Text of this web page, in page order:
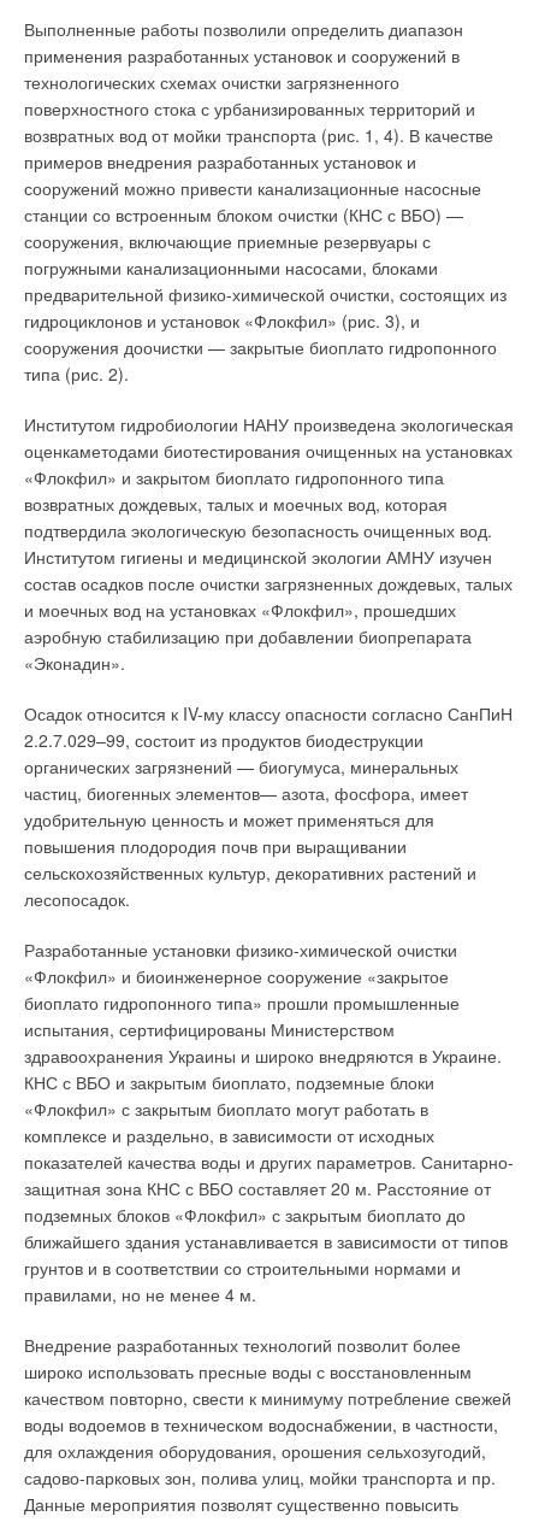
Выполненные работы позволили определить диапазон
применения разработанных установок и сооружений в
технологических схемах очистки загрязненного
поверхностного стока с урбанизированных территорий и
возвратных вод от мойки транспорта (рис. 1, 4). В качестве
примеров внедрения разработанных установок и
сооружений можно привести канализационные насосные
станции со встроенным блоком очистки (КНС с ВБО) —
сооружения, включающие приемные резервуары с
погружными канализационными насосами, блоками
предварительной физико-химической очистки, состоящих из
гидроциклонов и установок «Флокфил» (рис. 3), и
сооружения доочистки — закрытые биоплато гидропонного
типа (рис. 2).
Институтом гидробиологии НАНУ произведена экологическая
оценкаметодами биотестирования очищенных на установках
«Флокфил» и закрытом биоплато гидропонного типа
возвратных дождевых, талых и моечных вод, которая
подтвердила экологическую безопасность очищенных вод.
Институтом гигиены и медицинской экологии АМНУ изучен
состав осадков после очистки загрязненных дождевых, талых
и моечных вод на установках «Флокфил», прошедших
аэробную стабилизацию при добавлении биопрепарата
«Эконадин».
Осадок относится к IV-му классу опасности согласно СанПиН
2.2.7.029–99, состоит из продуктов биодеструкции
органических загрязнений — биогумуса, минеральных
частиц, биогенных элементов— азота, фосфора, имеет
удобрительную ценность и может применяться для
повышения плодородия почв при выращивании
сельскохозяйственных культур, декоративних растений и
лесопосадок.
Разработанные установки физико-химической очистки
«Флокфил» и биоинженерное сооружение «закрытое
биоплато гидропонного типа» прошли промышленные
испытания, сертифицированы Министерством
здравоохранения Украины и широко внедряются в Украине.
КНС с ВБО и закрытым биоплато, подземные блоки
«Флокфил» с закрытым биоплато могут работать в
комплексе и раздельно, в зависимости от исходных
показателей качества воды и других параметров. Санитарно-
защитная зона КНС с ВБО составляет 20 м. Расстояние от
подземных блоков «Флокфил» с закрытым биоплато до
ближайшего здания устанавливается в зависимости от типов
грунтов и в соответствии со строительными нормами и
правилами, но не менее 4 м.
Внедрение разработанных технологий позволит более
широко использовать пресные воды с восстановленным
качеством повторно, свести к минимуму потребление свежей
воды водоемов в техническом водоснабжении, в частности,
для охлаждения оборудования, орошения сельхозугодий,
садово-парковых зон, полива улиц, мойки транспорта и пр.
Данные мероприятия позволят существенно повысить
движения солнца пик тепловой нагрузки перемещается по
зданию). Это возмущение четко отслеживается станцией
диспетчеризации и, в соответствии с требуемыми уставками,
автоматически производится переключение фанкойлов:
холодильнаямощность повышается именно на тех фасадах,
где наблюдается максимальная тепловая нагрузка.
Читайте по теме:
→
Новые мультизональные системы кондиционирования
Toshiba SMMS-e
ЖУРНАЛ СОК АПРЕЛЬ 2016
→ Современные системы кондиционирования
→
Выставка «Мир климата’2006». 2-я международная
ЖУРНАЛ СОК АПРЕЛЬ 2006
CARRIER представляет: новый стандарт чиллеров
ЖУРНАЛ СОК ФЕВРАЛЬ 2006
→ Фрикулинг. Можно ли удивить специалиста?
В этой теме еще нет комментариев
Добавить комментарий
Ваше имя *
Ваш E-mail *
Текст комментария
отградуировать их с относительной погрешностью в
пределах ±1,5 %.
Для указанных целей следует выбирать ультразвуковой
его результатов измерений в пределах ±0,5 %. Перед
покупкой реальные качества ультразвукового расходомера
следует проверить экспериментальными исследованиями на
Установке.
Стоимость многоканального ультразвукового расходомера
требуемого класса точности находится в пределах $ 8000-15
000.
Стоимость горячеводной поверочной расходомерной
установки (Установки) в зависимости от класса точности,
степени автоматизации и диапазона измерений находится в
Эталонный расходомер-счетчик требуемого класса точности
(в дальнейшем - контрольное СИ) необходим в первую
очередь для определения метрологического брака
теплосчетчика в первом приближении на узле коммерческого
можно снимать и проверять на Установке. Результаты
проверки теплосчетчика на Установке являются последним
аргументом в споре сторон о его качестве. Оплачивает
указанные работы виновная сторона, если иное не
предусмотрено условиями двухстороннего договора.
Примечание.Последнее является распространенной
процедурой в странах ЕЭС. Там в подавляющем
большинстве теплосчетчик принадлежит
теплоснабжающей организации, которая взимает с
потребителя арендную плату за пользование им.
Потребитель в любое время имеет право поверить
теплосчетчик и выставить теплоснабжающей
организации счет за понесенные убытки в случае, когда
его погрешность вышла за нормируемые пределы.
Очень важно понимать, что контрольные СИ должны быть
также у соответствующих служб Энергонадзора и
Госстандарта, которые наряду с теплоснабжающей
периодический перекрестный надзор за качеством узлов
учета по собственной инициативе или по инициативе
потребителя. Указанные меры должны сопровождаться
периодическими испытаниями использующихся и вновь
разрабатываемых теплосчетчиков по утвержденной
программе на Установке в условиях максимально
приближенных к эксплуатационным режимам работы. Целью
указанных испытаний должно являться объективное
определение оптимальных типов СИ по критерию "цена-
качество". Данные, полученные по результатам указанных
натурных исследований, должны лечь в основу критериев
конкурса на право применения теплосчетчиков в составе
коммерческих узлов учета. Следует особо отметить, что в
целях экономии средств и организации эффективной
хозяйственной работы Установка не обязательно должна
принадлежать теплоснабжающей организации. Указанные
работы теплоснабжающая организация может поручить на
условиях договора субъектам хозяйственной деятельности,
которые уже имеют должную материальную базу. Главным
при этом является наличие установленной процедуры
сличения между их эталонными средствами измерений.
Указанная мера позволяет эффективно добиваться